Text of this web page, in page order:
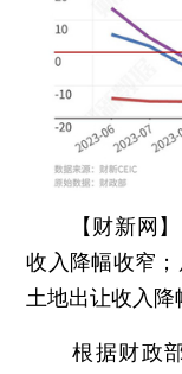
【财新网】
收入降幅收窄
土地出让收入降
根据财政部